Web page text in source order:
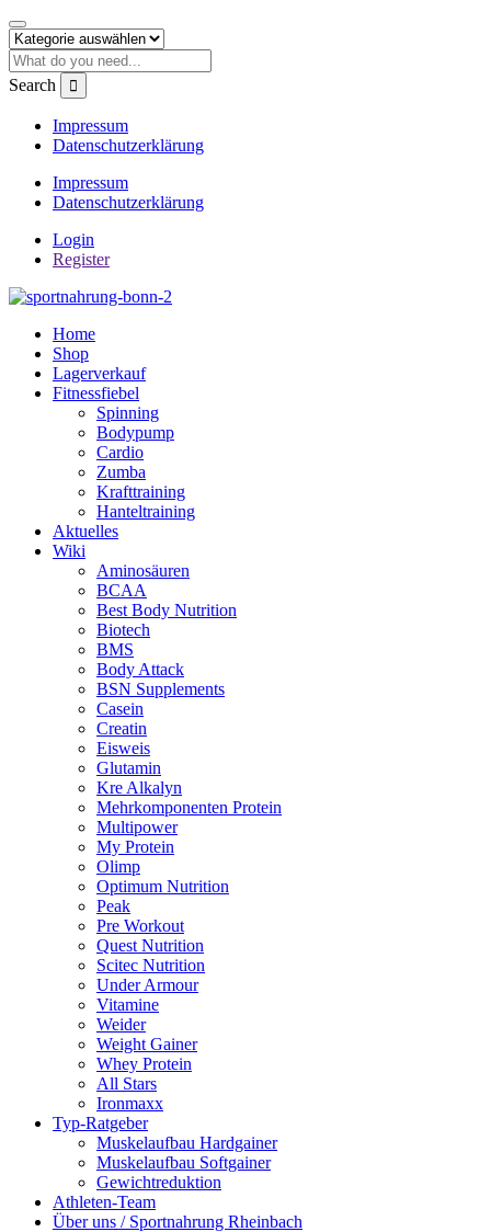
Search
Impressum
Datenschutzerklärung
Impressum
Datenschutzerklärung
Login
Register
Home
Shop
Lagerverkauf
Fitnessfiebel
Spinning
Bodypump
Cardio
Zumba
Krafttraining
Hanteltraining
Aktuelles
Wiki
Aminosäuren
BCAA
Best Body Nutrition
Biotech
BMS
Body Attack
BSN Supplements
Casein
Creatin
Eisweis
Glutamin
Kre Alkalyn
Mehrkomponenten Protein
Multipower
My Protein
Olimp
Optimum Nutrition
Peak
Pre Workout
Quest Nutrition
Scitec Nutrition
Under Armour
Vitamine
Weider
Weight Gainer
Whey Protein
All Stars
Ironmaxx
Typ-Ratgeber
Muskelaufbau Hardgainer
Muskelaufbau Softgainer
Gewichtreduktion
Athleten-Team
Über uns / Sportnahrung Rheinbach